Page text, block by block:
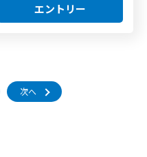
エントリー
次へ